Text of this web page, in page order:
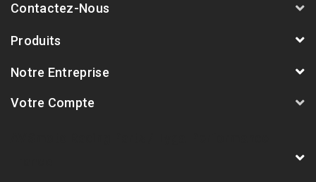
Contactez-Nous
Produits
Notre Entreprise
Votre Compte